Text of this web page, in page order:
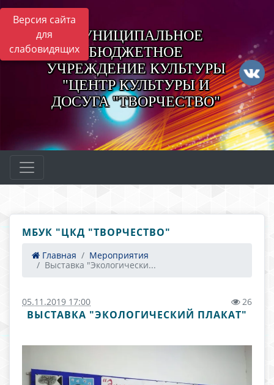
Версия сайта
для
слабовидящих
МУНИЦИПАЛЬНОЕ
БЮДЖЕТНОЕ
УЧРЕЖДЕНИЕ КУЛЬТУРЫ
"ЦЕНТР КУЛЬТУРЫ И
ДОСУГА "ТВОРЧЕСТВО"
МБУК "ЦКД "ТВОРЧЕСТВО"
Главная
Мероприятия
Выставка "Экологически...
05.11.2019 17:00 26
ВЫСТАВКА "ЭКОЛОГИЧЕСКИЙ ПЛАКАТ"